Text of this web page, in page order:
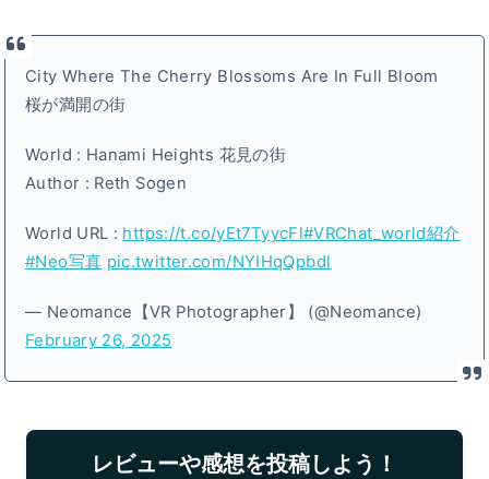
City Where The Cherry Blossoms Are In Full Bloom
桜が満開の街
World : Hanami Heights 花見の街
Author : Reth Sogen
World URL : https://t.co/yEt7TyycFl#VRChat_world紹介
#Neo写真 pic.twitter.com/NYIHqQpbdl
— Neomance【VR Photographer】 (@Neomance)
February 26, 2025
レビューや感想を投稿しよう！